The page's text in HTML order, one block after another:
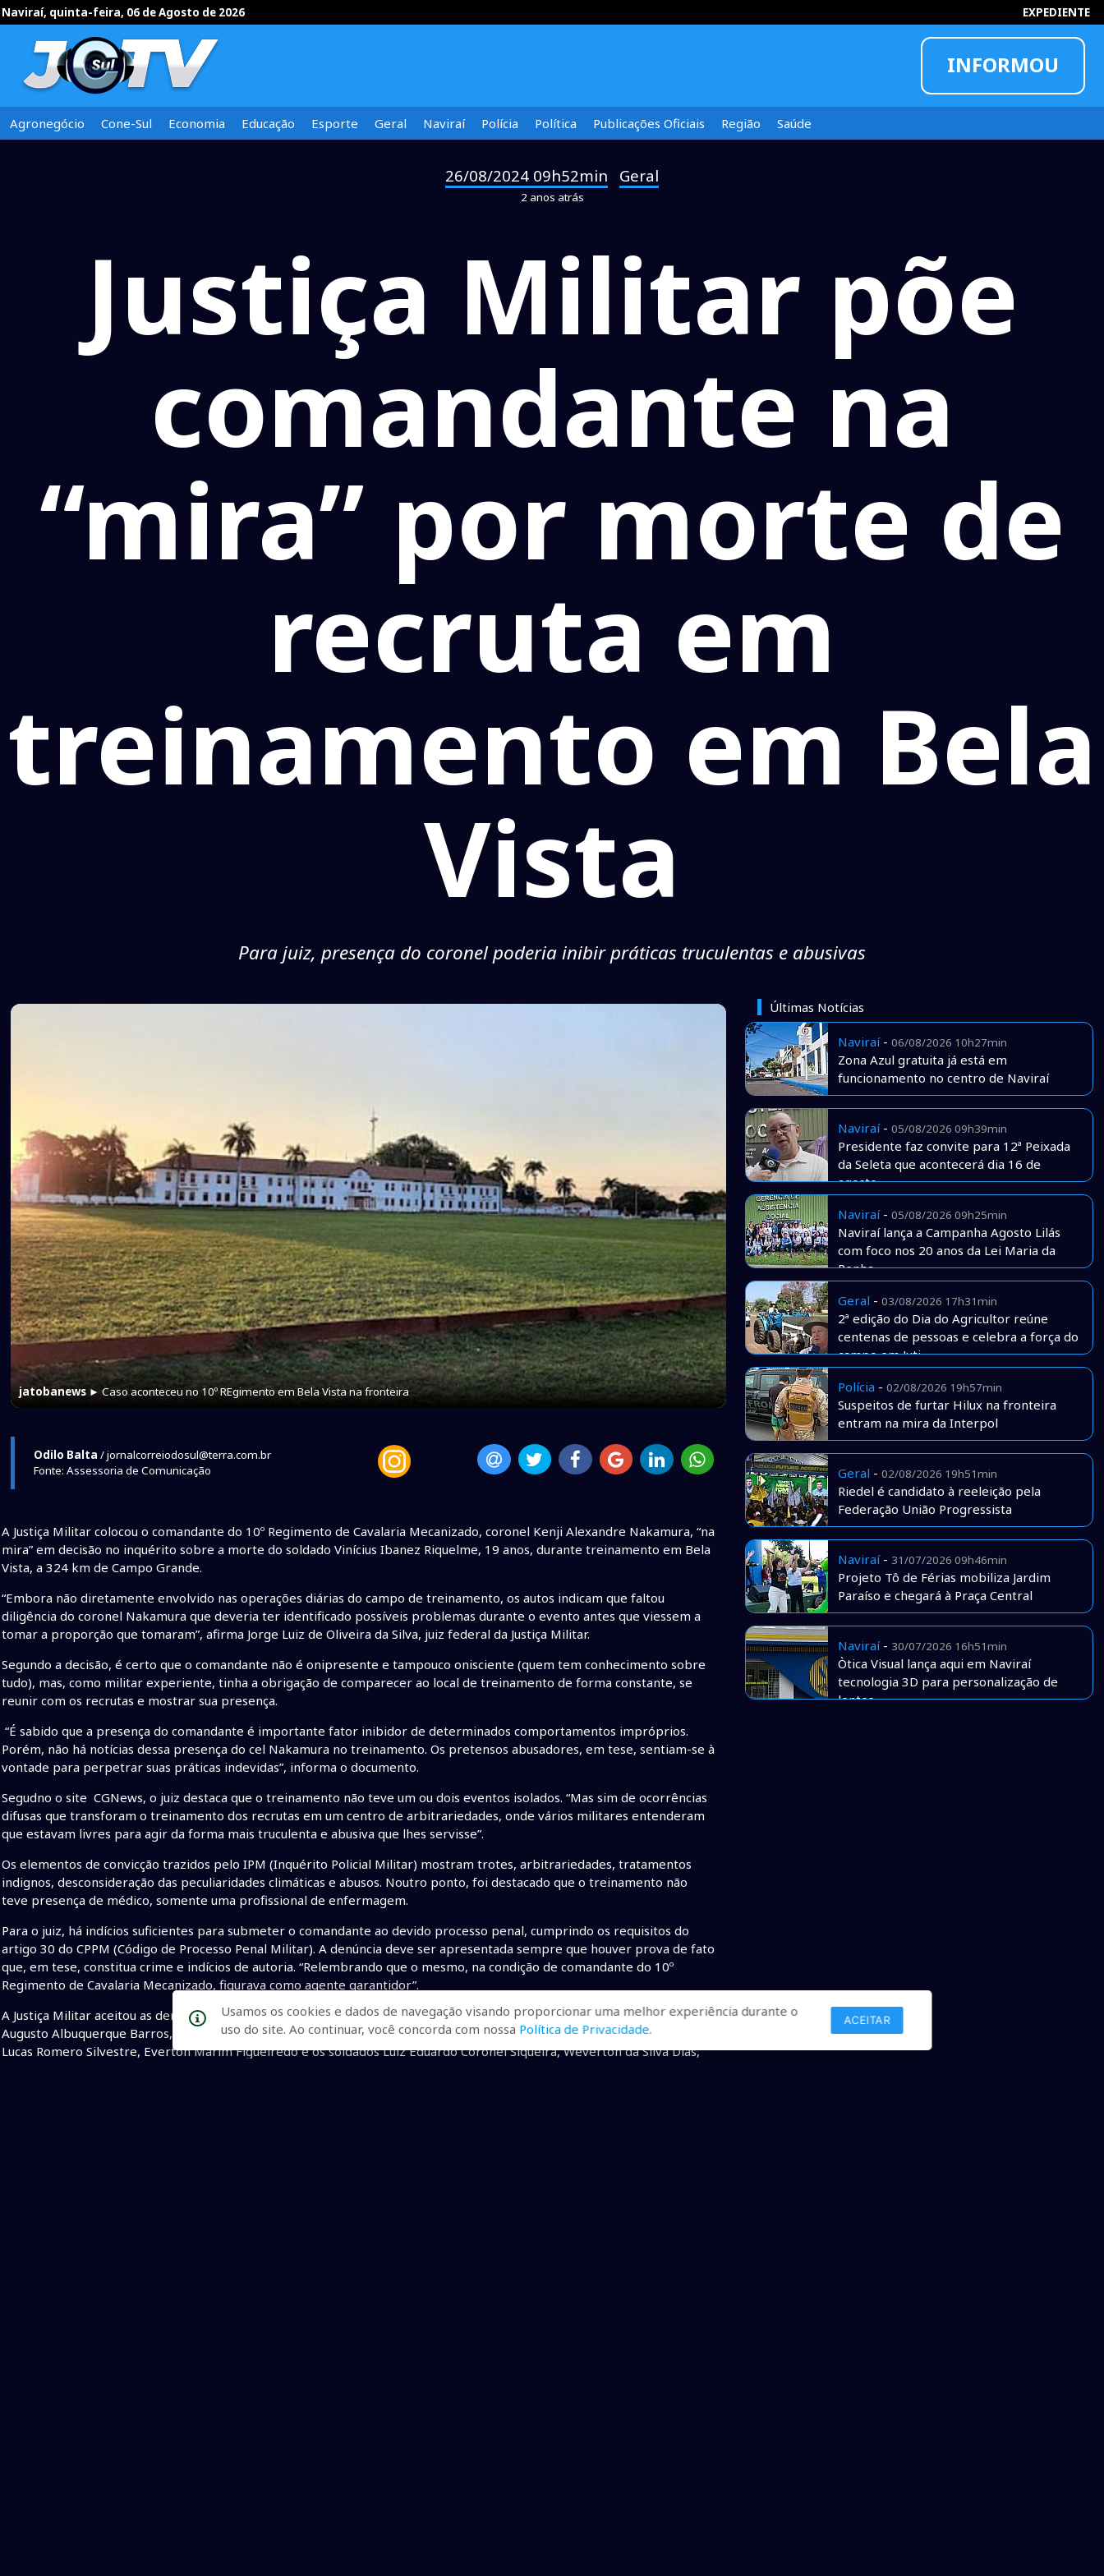
Naviraí, quinta-feira, 06 de Agosto de 2026 EXPEDIENTE
INFORMOU
Agronegócio Cone-Sul Economia Educação Esporte Geral Naviraí Polícia Política Publicações Oficiais Região Saúde
26/08/2024 09h52min Geral
2 anos atrás
Justiça Militar põe
comandante na
“mira” por morte de
recruta em
treinamento em Bela
Vista
Para juiz, presença do coronel poderia inibir práticas truculentas e abusivas
jatobanews ► Caso aconteceu no 10º REgimento em Bela Vista na fronteira
Odilo Balta / jornalcorreiodosul@terra.com.br
Fonte: Assessoria de Comunicação
A Justiça Militar colocou o comandante do 10º Regimento de Cavalaria Mecanizado, coronel Kenji Alexandre Nakamura, “na
mira” em decisão no inquérito sobre a morte do soldado Vinícius Ibanez Riquelme, 19 anos, durante treinamento em Bela
Vista, a 324 km de Campo Grande.
“Embora não diretamente envolvido nas operações diárias do campo de treinamento, os autos indicam que faltou
diligência do coronel Nakamura que deveria ter identificado possíveis problemas durante o evento antes que viessem a
tomar a proporção que tomaram”, afirma Jorge Luiz de Oliveira da Silva, juiz federal da Justiça Militar.
Segundo a decisão, é certo que o comandante não é onipresente e tampouco onisciente (quem tem conhecimento sobre
tudo), mas, como militar experiente, tinha a obrigação de comparecer ao local de treinamento de forma constante, se
reunir com os recrutas e mostrar sua presença.
“É sabido que a presença do comandante é importante fator inibidor de determinados comportamentos impróprios.
Porém, não há notícias dessa presença do cel Nakamura no treinamento. Os pretensos abusadores, em tese, sentiam-se à
vontade para perpetrar suas práticas indevidas”, informa o documento.
Segudno o site CGNews, o juiz destaca que o treinamento não teve um ou dois eventos isolados. “Mas sim de ocorrências
difusas que transforam o treinamento dos recrutas em um centro de arbitrariedades, onde vários militares entenderam
que estavam livres para agir da forma mais truculenta e abusiva que lhes servisse”.
Os elementos de convicção trazidos pelo IPM (Inquérito Policial Militar) mostram trotes, arbitrariedades, tratamentos
indignos, desconsideração das peculiaridades climáticas e abusos. Noutro ponto, foi destacado que o treinamento não
teve presença de médico, somente uma profissional de enfermagem.
Para o juiz, há indícios suficientes para submeter o comandante ao devido processo penal, cumprindo os requisitos do
artigo 30 do CPPM (Código de Processo Penal Militar). A denúncia deve ser apresentada sempre que houver prova de fato
que, em tese, constitua crime e indícios de autoria. “Relembrando que o mesmo, na condição de comandante do 10º
Regimento de Cavalaria Mecanizado, figurava como agente garantidor”.
A Justiça Militar aceitou as denúncias contra 11 denunciados: 2º tenente Thiago Mauri Marçal, os 3ºs sargentos Victor
Augusto Albuquerque Barros, Gustavo Doré Gonçalves, Arthur Castelani Lopes, Breno Gonçalves Salles. Além dos cabos
Lucas Romero Silvestre, Everton Marim Figueiredo e os soldados Luiz Eduardo Coronel Siqueira, Weverton da Silva Dias,
Últimas Notícias
Naviraí- 06/08/2026 10h27min
Zona Azul gratuita já está em
funcionamento no centro de Naviraí
Naviraí- 05/08/2026 09h39min
Presidente faz convite para 12ª Peixada
da Seleta que acontecerá dia 16 de
agosto
Naviraí- 05/08/2026 09h25min
Naviraí lança a Campanha Agosto Lilás
com foco nos 20 anos da Lei Maria da
Penha
Geral - 03/08/2026 17h31min
2ª edição do Dia do Agricultor reúne
centenas de pessoas e celebra a força do
campo em Juti
Polícia - 02/08/2026 19h57min
Suspeitos de furtar Hilux na fronteira
entram na mira da Interpol
Geral - 02/08/2026 19h51min
Riedel é candidato à reeleição pela
Federação União Progressista
Naviraí- 31/07/2026 09h46min
Projeto Tô de Férias mobiliza Jardim
Paraíso e chegará à Praça Central
Naviraí- 30/07/2026 16h51min
Òtica Visual lança aqui em Naviraí
tecnologia 3D para personalização de
lentes
Usamos os cookies e dados de navegação visando proporcionar uma melhor experiência durante o
uso do site. Ao continuar, você concorda com nossa Política de Privacidade.
ACEITAR